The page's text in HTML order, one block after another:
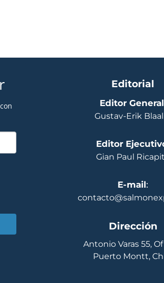
Editorial
Editor General
Gustav-Erik
Editor
Gian Paul
E-mail:
Dirección
Antonio Varas 55,
Puerto Montt,